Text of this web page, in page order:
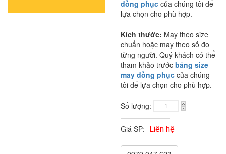
đồng phục của chúng tôi để
lựa chọn cho phù hợp.
Kích thước: May theo size
chuẩn hoặc may theo số đo
từng người. Quý khách có thể
tham khảo trước bảng size
may đồng phục của chúng
tôi để lựa chọn cho phù hợp.
Số lượng:
Giá SP: Liên hệ